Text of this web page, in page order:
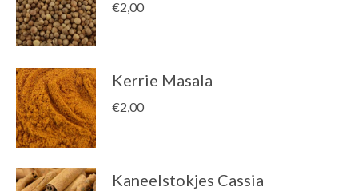
€2,00
Kerrie Masala
€2,00
Kaneelstokjes Cassia